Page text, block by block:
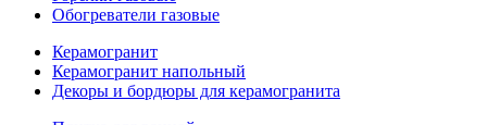
Обогреватели газовые
Керамогранит
Керамогранит напольный
Декоры и бордюры для керамогранита